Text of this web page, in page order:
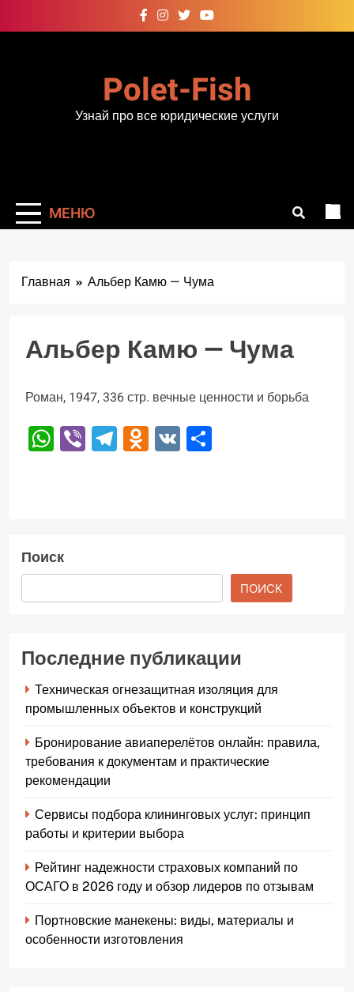
к
Polet-Fish
Узнай про все юридические услуги
МЕНЮ
Главная Альбер Камю — Чума
Альбер Камю — Чума
Роман, 1947, 336 стр. вечные ценности и борьба
WhatsApp
ViberTelegram
Odnoklassniki
VK
Поиск
ПОИСК
Последние публикации
Техническая огнезащитная изоляция для
промышленных объектов и конструкций
Бронирование авиаперелётов онлайн: правила,
требования к документам и практические
рекомендации
Сервисы подбора клининговых услуг: принцип
работы и критерии выбора
Рейтинг надежности страховых компаний по
ОСАГО в 2026 году и обзор лидеров по отзывам
Портновские манекены: виды, материалы и
особенности изготовления